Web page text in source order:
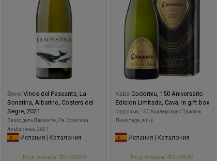
Вино Vinos del Paseante, La
Sonatina, Albarino, Costers del
Segre, 2021
Винос дель Пасеанте, Ла Сонатина,
Альбариньо, 2021
Испания | Каталония
Код товара: ФТ-58539
Кава Codorniu, 150 Aniversario
Edicion Limitada, Cava, in gift box
Кодорнью, 150 Аниверсарио Эдисьон
Лимитада, в п/у
Испания | Каталония
Код товара: ФТ-58542